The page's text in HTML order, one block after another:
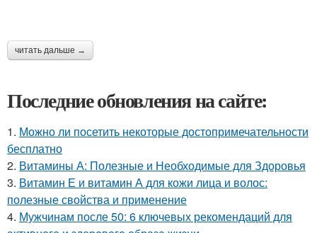
читать дальше →
Последние обновления на сайте:
1. Можно ли посетить некоторые достопримечательности
бесплатно
2. Витамины А: Полезные и Необходимые для Здоровья
3. Витамин Е и витамин А для кожи лица и волос:
полезные свойства и применение
4. Мужчинам после 50: 6 ключевых рекомендаций для